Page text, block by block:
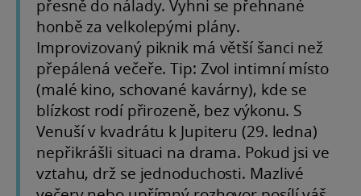
přesně do nálady. Vyhni se přehnané
honbě za velkolepými plány.
Improvizovaný piknik má větší šanci než
přepálená večeře. Tip: Zvol intimní místo
(malé kino, schované kavárny), kde se
blízkost rodí přirozeně, bez výkonu. S
Venuší v kvadrátu k Jupiteru (29. ledna)
nepřikrášli situaci na drama. Pokud jsi ve
vztahu, drž se jednoduchosti. Mazlivé